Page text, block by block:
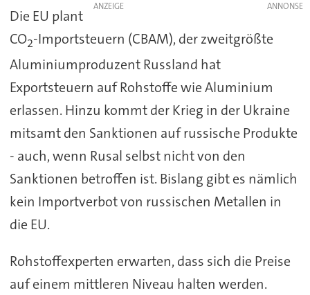
ANZEIGE
Die EU plant
CO2-Importsteuern (CBAM), der zweitgrößte
Aluminiumproduzent Russland hat
Exportsteuern auf Rohstoffe wie Aluminium
erlassen. Hinzu kommt der Krieg in der Ukraine
mitsamt den Sanktionen auf russische Produkte
- auch, wenn Rusal selbst nicht von den
Sanktionen betroffen ist. Bislang gibt es nämlich
kein Importverbot von russischen Metallen in
die EU.
Rohstoffexperten erwarten, dass sich die Preise
auf einem mittleren Niveau halten werden.